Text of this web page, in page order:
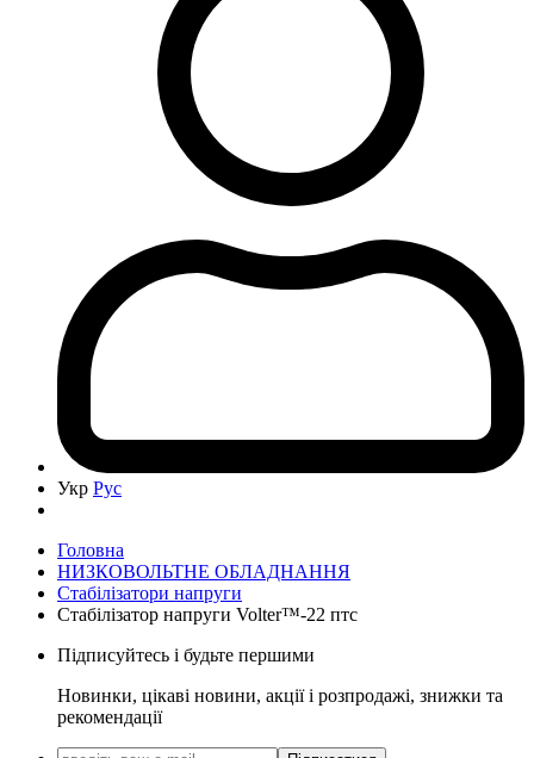
Укр Рус
Головна
НИЗКОВОЛЬТНЕ ОБЛАДНАННЯ
Cтабілізатори напруги
Стабілізатор напруги Volter™-22 птс
Підписуйтесь і будьте першими
Новинки, цікаві новини, акції і розпродажі, знижки та
рекомендації